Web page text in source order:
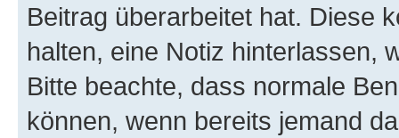
Beitrag überarbeitet hat. Diese
halten, eine Notiz hinterlassen,
Bitte beachte, dass normale
können, wenn bereits jemand